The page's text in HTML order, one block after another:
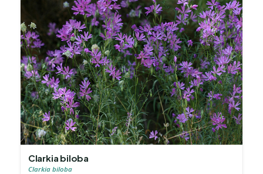
Clarkia biloba
Clarkia biloba